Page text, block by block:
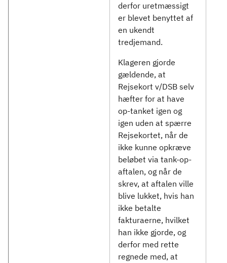
derfor uretmæssigt
er blevet benyttet af
en ukendt
tredjemand.
Klageren gjorde
gældende, at
Rejsekort v/DSB selv
hæfter for at have
op-tanket igen og
igen uden at spærre
Rejsekortet, når de
ikke kunne opkræve
beløbet via tank-op-
aftalen, og når de
skrev, at aftalen ville
blive lukket, hvis han
ikke betalte
fakturaerne, hvilket
han ikke gjorde, og
derfor med rette
regnede med, at